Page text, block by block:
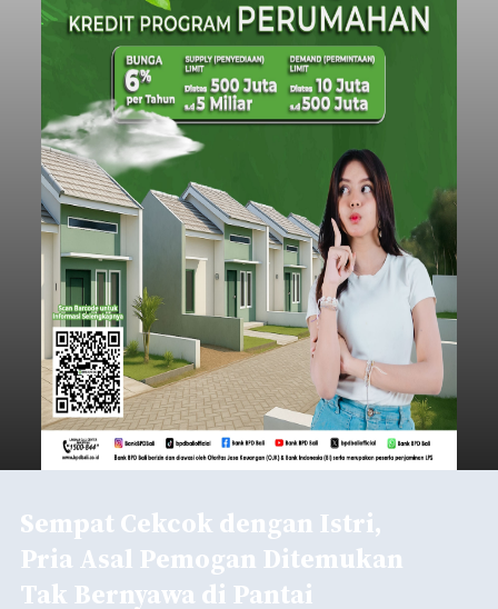
Sempat Cekcok dengan Istri,
Pria Asal Pemogan Ditemukan
Tak Bernyawa di Pantai